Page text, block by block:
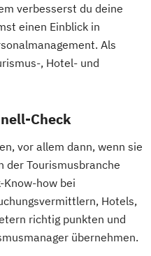
verbesserst du deine
einen Einblick in
Als
, Hotel- und
Check
vor allem dann, wenn sie
der Tourismusbranche
how bei
Hotels,
richtig punkten und
übernehmen.